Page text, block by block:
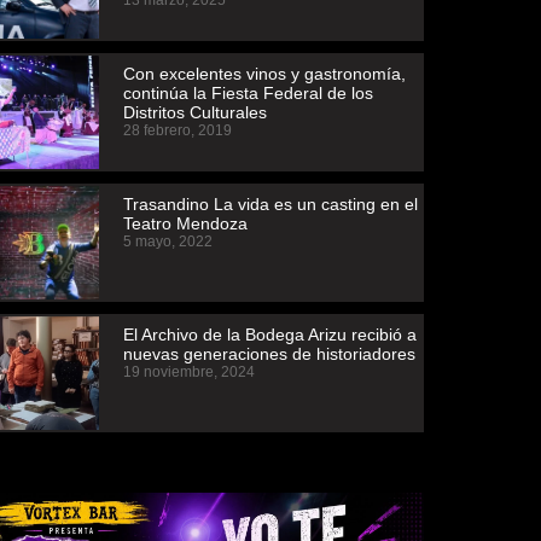
Con excelentes vinos y gastronomía,
continúa la Fiesta Federal de los
Distritos Culturales
28 febrero, 2019
Trasandino La vida es un casting en el
Teatro Mendoza
5 mayo, 2022
El Archivo de la Bodega Arizu recibió a
nuevas generaciones de historiadores
19 noviembre, 2024